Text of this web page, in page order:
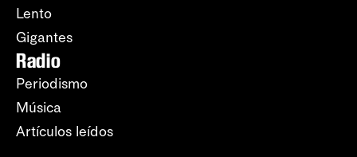
Lento
Gigantes
Radio
Periodismo
Música
Artículos leídos